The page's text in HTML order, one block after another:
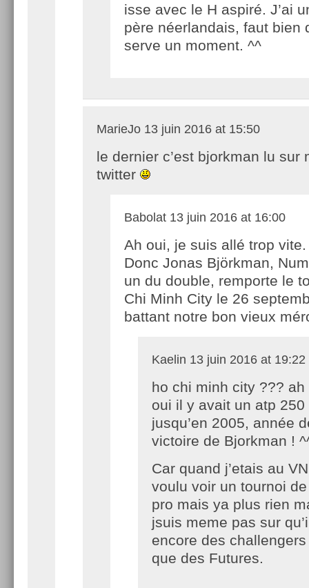
isse avec le H aspiré. J’ai
père néerlandais, faut bien
serve un moment. ^^
MarieJo 13 juin 2016 at 15:50
le dernier c’est bjorkman lu sur
twitter
Babolat 13 juin 2016 at 16:00
Ah oui, je suis allé trop vite.
Donc Jonas Björkman,
un du double, remporte le
Chi Minh City le 26
battant notre bon vieux
Kaelin 13 juin 2016 at 19:22
ho chi minh city ??? ah
oui il y avait un atp 250
jusqu’en 2005, année
victoire de Bjorkman !
Car quand j’etais au
voulu voir un tournoi
pro mais ya plus rien
jsuis meme pas sur
encore des
que des Futures.